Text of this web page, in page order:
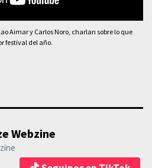
Aimar y Carlos Noro, charlan sobre lo que
festival del año.
Webzine